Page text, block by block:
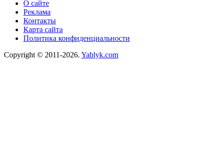
О сайте
Реклама
Контакты
Карта сайта
Политика конфиденциальности
Copyright © 2011-2026. Yablyk.сom